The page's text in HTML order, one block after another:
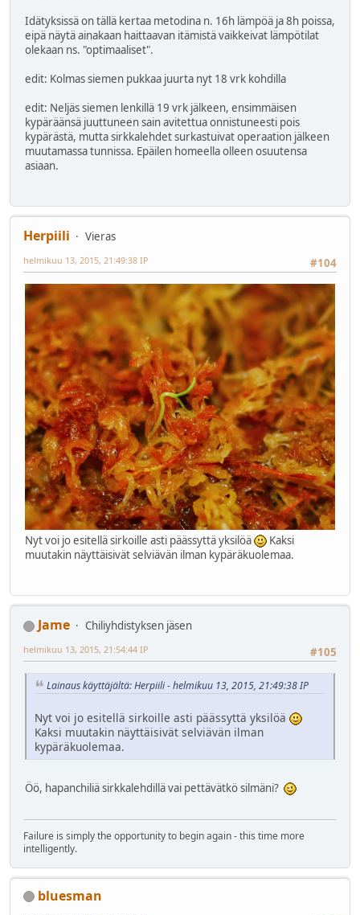
Idätyksissä on tällä kertaa metodina n. 16h lämpöä ja 8h poissa,
eipä näytä ainakaan haittaavan itämistä vaikkeivat lämpötilat
olekaan ns. "optimaaliset".
edit: Kolmas siemen pukkaa juurta nyt 18 vrk kohdilla
edit: Neljäs siemen lenkillä 19 vrk jälkeen, ensimmäisen
kypäräänsä juuttuneen sain avitettua onnistuneesti pois
kypärästä, mutta sirkkalehdet surkastuivat operaation jälkeen
muutamassa tunnissa. Epäilen homeella olleen osuutensa
asiaan.
Herpiili
Vieras
#104
helmikuu 13, 2015, 21:49:38 IP
Nyt voi jo esitellä sirkoille asti päässyttä yksilöä
Kaksi
muutakin näyttäisivät selviävän ilman kypäräkuolemaa.
Jame
Chiliyhdistyksen jäsen
#105
helmikuu 13, 2015, 21:54:44 IP
Lainaus käyttäjältä: Herpiili - helmikuu 13, 2015, 21:49:38 IP
Nyt voi jo esitellä sirkoille asti päässyttä yksilöä
Kaksi muutakin näyttäisivät selviävän ilman
kypäräkuolemaa.
Öö, hapanchiliä sirkkalehdillä vai pettävätkö silmäni?
Failure is simply the opportunity to begin again - this time more
intelligently.
bluesman